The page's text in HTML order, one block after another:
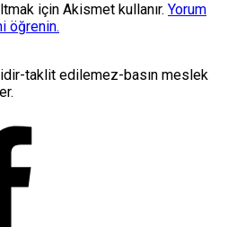
için Akismet kullanır. Yorum
öğrenin.
taklit edilemez-basın meslek